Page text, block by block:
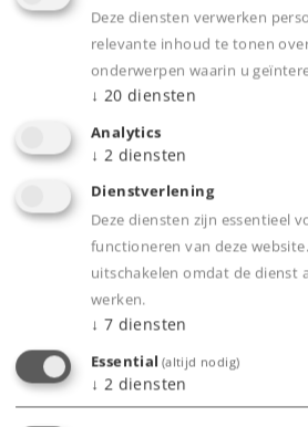
Product
Productinfo
Bijbehorende
Deze diensten verwerken
relevante inhoud te tonen
onderwerpen waarin u
↓ 20 diensten
Analytics
↓ 2 diensten
Dienstverlening
Deze diensten zijn essentieel
functioneren van deze
uitschakelen omdat de dienst
werken.
↓ 7 diensten
Essential (altijd nodig)
↓ 2 diensten